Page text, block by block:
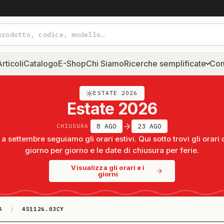
CatalogoE-ShopChi SiamoRicerche semplificate
ESTATE 2026
Estate 2026
CHIUSURA 8 AGO 23 AGO
a settembre seguiamo gli orari estivi. Qui sotto trovi gli orari
giorno per giorno e le date di chiusura per ferie.
Visualizza gli orari e i
giorni
/ 451126.03CY